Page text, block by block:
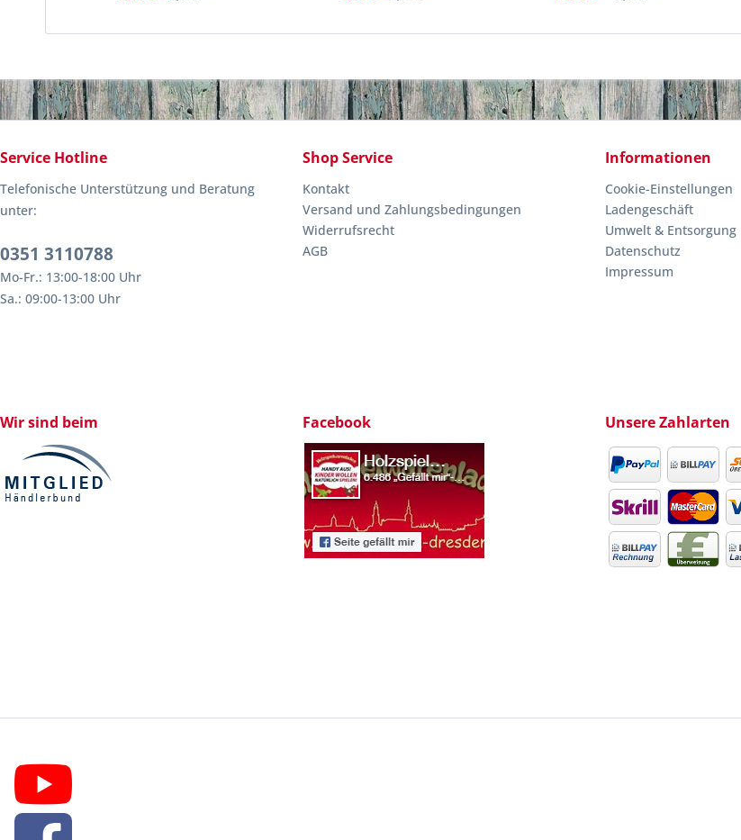
Service Hotline
Telefonische Unterstützung und Beratung
unter:
0351 3110788
Mo-Fr.: 13:00-18:00 Uhr
Sa.: 09:00-13:00 Uhr
Shop Service
Kontakt
Versand und Zahlungsbedingungen
Widerrufsrecht
AGB
Informationen
Cookie-Einstellungen
Ladengeschäft
Umwelt & Entsorgung
Datenschutz
Impressum
Wir sind beim Facebook Unsere Zahlarten